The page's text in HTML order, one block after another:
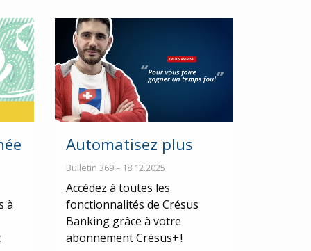
à
Automatisez plus
Bulletin 369 – 18.12.2025
Accédez à toutes les
fonctionnalités de Crésus
Banking grâce à votre
abonnement Crésus+ !